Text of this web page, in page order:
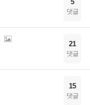
5
댓글
21
댓글
15
댓글